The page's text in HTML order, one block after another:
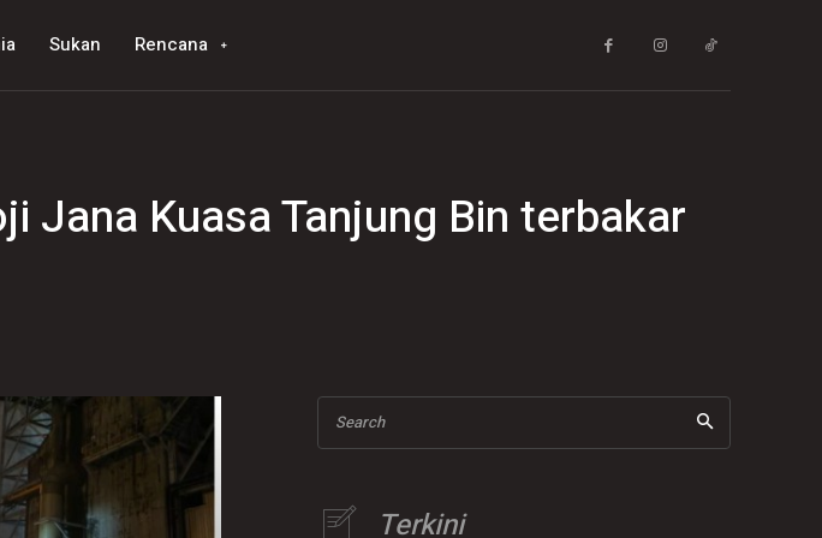
Sukan Rencana
Jana Kuasa Tanjung Bin terbakar
Search
Terkini